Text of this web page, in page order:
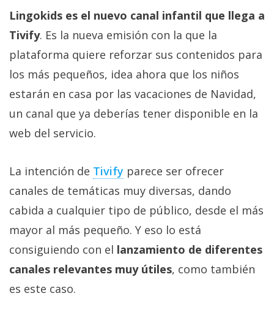
Profesional
+
Más
temas
Sorteos
Contacto
/
nosotros
/
Publicidad
/
Lingokids es el nuevo canal infantil que llega a
Tivify. Es la nueva emisión con la que la
plataforma quiere reforzar sus contenidos para
los más pequeños, idea ahora que los niños
estarán en casa por las vacaciones de Navidad,
un canal que ya deberías tener disponible en la
web del servicio.
La intención de Tivify parece ser ofrecer
canales de temáticas muy diversas, dando
cabida a cualquier tipo de público, desde el más
mayor al más pequeño. Y eso lo está
consiguiendo con el lanzamiento de diferentes
canales relevantes muy útiles, como también
es este caso.